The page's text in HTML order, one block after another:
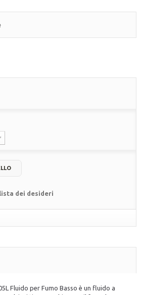
dei desideri
Fluido per Fumo Basso è un fluido a